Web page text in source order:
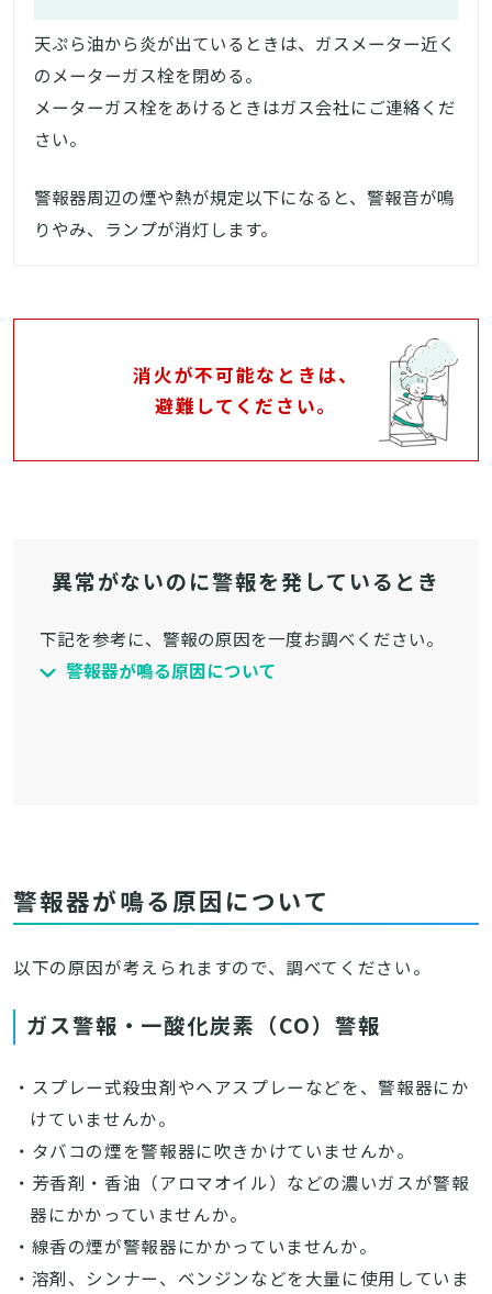
天ぷら油から炎が出ているときは、ガスメーター近く
のメーターガス栓を閉める。
メーターガス栓をあけるときはガス会社にご連絡くだ
さい。
警報器周辺の煙や熱が規定以下になると、警報音が鳴
りやみ、ランプが消灯します。
消火が不可能なときは、
避難してください。
異常がないのに警報を発しているとき
下記を参考に、警報の原因を一度お調べください。
警報器が鳴る原因について
警報器が鳴る原因について
以下の原因が考えられますので、調べてください。
ガス警報・一酸化炭素（CO）警報
・スプレー式殺虫剤やヘアスプレーなどを、警報器にか
けていませんか。
・タバコの煙を警報器に吹きかけていませんか。
・芳香剤・香油（アロマオイル）などの濃いガスが警報
器にかかっていませんか。
・線香の煙が警報器にかかっていませんか。
・溶剤、シンナー、ベンジンなどを大量に使用していま